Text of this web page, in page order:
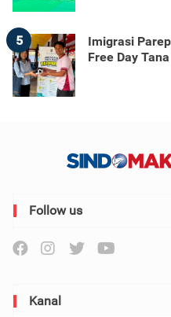
5
Imigrasi
Free Day
Follow us
Kanal